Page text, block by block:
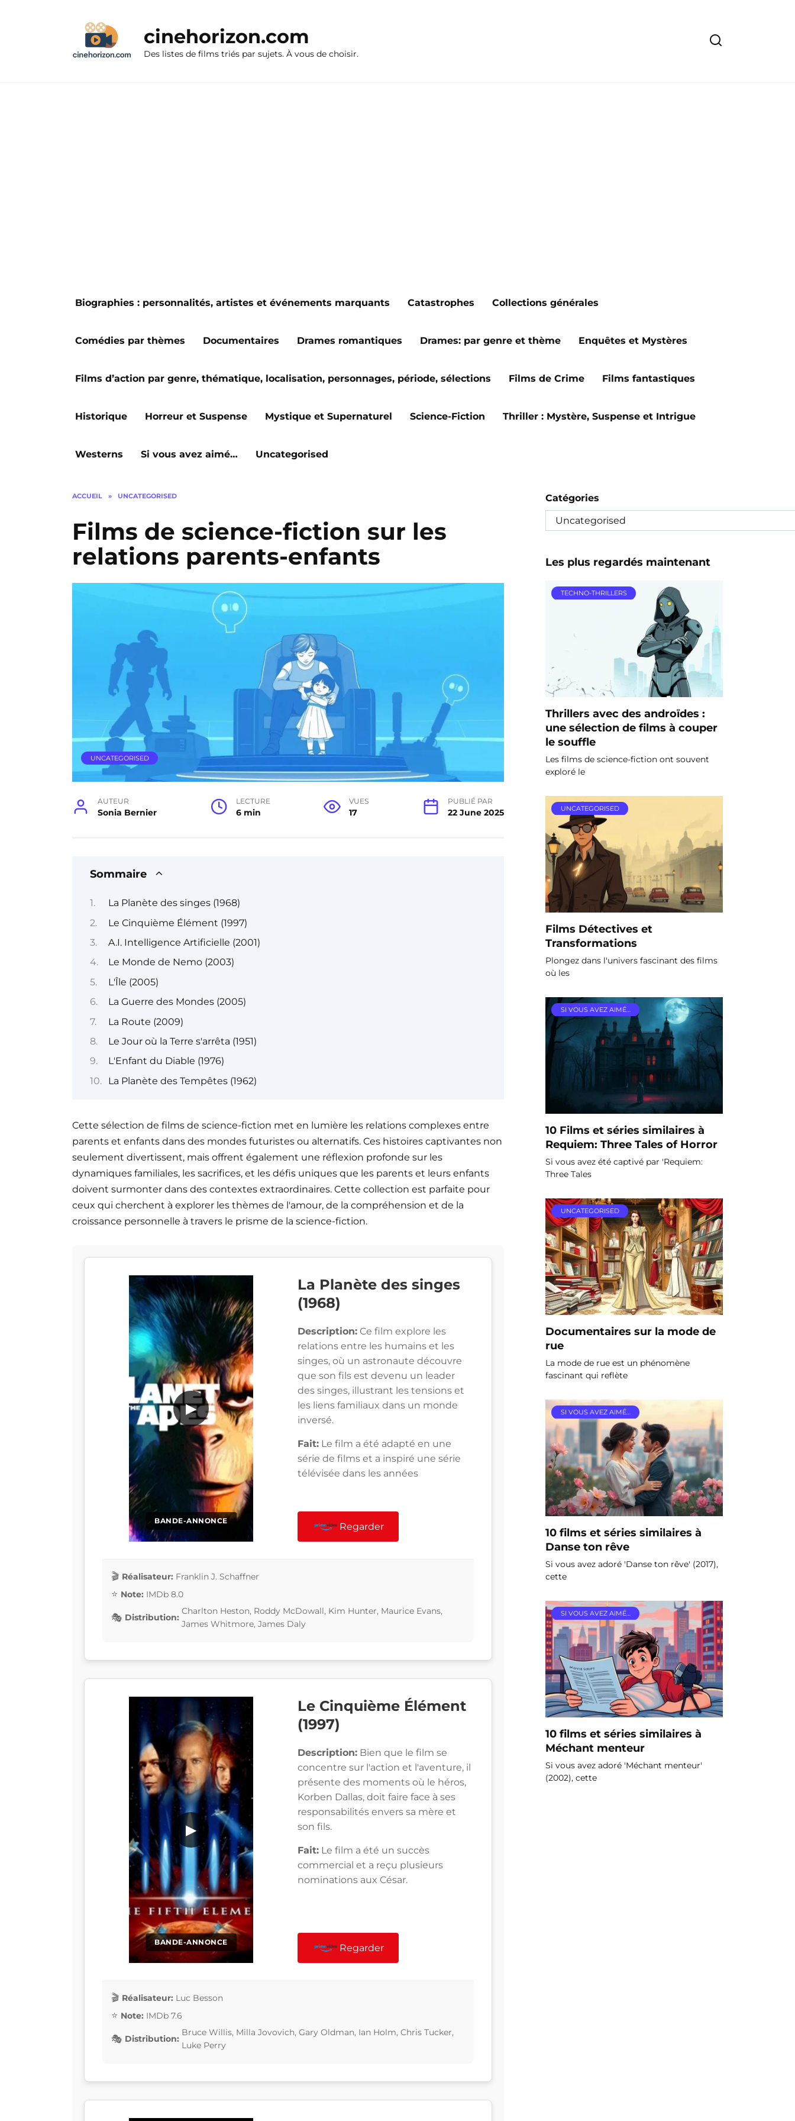
cinehorizon.com
Des listes de films triés par sujets. À vous de choisir.
Biographies : personnalités, artistes et événements marquants Catastrophes Collections générales
Comédies par thèmes Documentaires Drames romantiques Drames: par genre et thème Enquêtes et Mystères
Films d’action par genre, thématique, localisation, personnages, période, sélections Films de Crime Films fantastiques
Historique Horreur et Suspense Mystique et Supernaturel Science-Fiction Thriller : Mystère, Suspense et Intrigue
Westerns Si vous avez aimé… Uncategorised
ACCUEIL » UNCATEGORISED
Films de science-fiction sur les
relations parents-enfants
UNCATEGORISED
AUTEUR
Sonia Bernier
LECTURE
6 min
VUES
17
PUBLIÉ PAR
22 June 2025
Sommaire
La Planète des singes (1968)
Le Cinquième Élément (1997)
A.I. Intelligence Artificielle (2001)
Le Monde de Nemo (2003)
L'Île (2005)
La Guerre des Mondes (2005)
La Route (2009)
Le Jour où la Terre s'arrêta (1951)
L'Enfant du Diable (1976)
La Planète des Tempêtes (1962)
Cette sélection de films de science-fiction met en lumière les relations complexes entre
parents et enfants dans des mondes futuristes ou alternatifs. Ces histoires captivantes non
seulement divertissent, mais offrent également une réflexion profonde sur les
dynamiques familiales, les sacrifices, et les défis uniques que les parents et leurs enfants
doivent surmonter dans des contextes extraordinaires. Cette collection est parfaite pour
ceux qui cherchent à explorer les thèmes de l'amour, de la compréhension et de la
croissance personnelle à travers le prisme de la science-fiction.
BANDE-ANNONCE
▶
La Planète des singes
(1968)
Description: Ce film explore les
relations entre les humains et les
singes, où un astronaute découvre
que son fils est devenu un leader
des singes, illustrant les tensions et
les liens familiaux dans un monde
inversé.
Fait: Le film a été adapté en une
série de films et a inspiré une série
télévisée dans les années
Regarder
Réalisateur: Franklin J. Schaffner
Note: IMDb 8.0
Distribution:
Charlton Heston, Roddy McDowall, Kim Hunter, Maurice Evans,
James Whitmore, James Daly
BANDE-ANNONCE
▶
Le Cinquième Élément
(1997)
Description: Bien que le film se
concentre sur l'action et l'aventure, il
présente des moments où le héros,
Korben Dallas, doit faire face à ses
responsabilités envers sa mère et
son fils.
Fait: Le film a été un succès
commercial et a reçu plusieurs
nominations aux César.
Regarder
Réalisateur: Luc Besson
Note: IMDb 7.6
Distribution:
Bruce Willis, Milla Jovovich, Gary Oldman, Ian Holm, Chris Tucker,
Luke Perry
Catégories
Les plus regardés maintenant
TECHNO-THRILLERS
Thrillers avec des androïdes :
une sélection de films à couper
le souffle
Les films de science-fiction ont souvent
exploré le
UNCATEGORISED
Films Détectives et
Transformations
Plongez dans l'univers fascinant des films
où les
SI VOUS AVEZ AIMÉ…
10 Films et séries similaires à
Requiem: Three Tales of Horror
Si vous avez été captivé par 'Requiem:
Three Tales
UNCATEGORISED
Documentaires sur la mode de
rue
La mode de rue est un phénomène
fascinant qui reflète
SI VOUS AVEZ AIMÉ…
10 films et séries similaires à
Danse ton rêve
Si vous avez adoré 'Danse ton rêve' (2017),
cette
SI VOUS AVEZ AIMÉ…
10 films et séries similaires à
Méchant menteur
Si vous avez adoré 'Méchant menteur'
(2002), cette